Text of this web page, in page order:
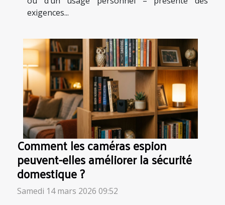
exigences...
Comment les caméras espion
peuvent-elles améliorer la sécurité
domestique ?
Samedi 14 mars 2026 09:52